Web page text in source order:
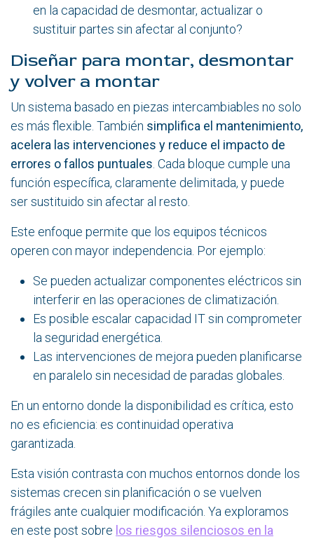
en la capacidad de desmontar, actualizar o
sustituir partes sin afectar al conjunto?
Diseñar para montar, desmontar
y volver a montar
Un sistema basado en piezas intercambiables no solo
es más flexible. También simplifica el mantenimiento,
acelera las intervenciones y reduce el impacto de
errores o fallos puntuales. Cada bloque cumple una
función específica, claramente delimitada, y puede
ser sustituido sin afectar al resto.
Este enfoque permite que los equipos técnicos
operen con mayor independencia. Por ejemplo:
Se pueden actualizar componentes eléctricos sin
interferir en las operaciones de climatización.
Es posible escalar capacidad IT sin comprometer
la seguridad energética.
Las intervenciones de mejora pueden planificarse
en paralelo sin necesidad de paradas globales.
En un entorno donde la disponibilidad es crítica, esto
no es eficiencia: es continuidad operativa
garantizada.
Esta visión contrasta con muchos entornos donde los
sistemas crecen sin planificación o se vuelven
frágiles ante cualquier modificación. Ya exploramos
en este post sobre los riesgos silenciosos en la